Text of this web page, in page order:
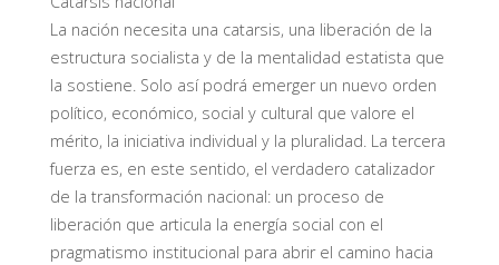
La nación necesita una catarsis, una liberación de la
estructura socialista y de la mentalidad estatista que
la sostiene. Solo así podrá emerger un nuevo orden
político, económico, social y cultural que valore el
mérito, la iniciativa individual y la pluralidad. La tercera
fuerza es, en este sentido, el verdadero catalizador
de la transformación nacional: un proceso de
liberación que articula la energía social con el
pragmatismo institucional para abrir el camino hacia